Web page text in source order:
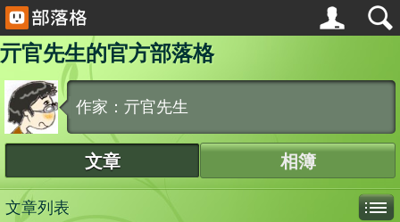
亓官先生的官方部落格
作家：亓官先生
文章 相簿
文章列表